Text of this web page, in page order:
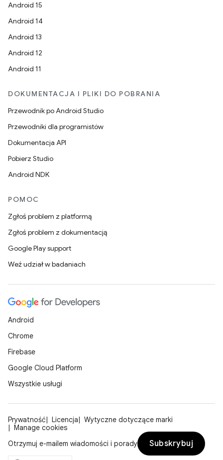
Android 15
Android 14
Android 13
Android 12
Android 11
DOKUMENTACJA I PLIKI DO POBRANIA
Przewodnik po Android Studio
Przewodniki dla programistów
Dokumentacja API
Pobierz Studio
Android NDK
POMOC
Zgłoś problem z platformą
Zgłoś problem z dokumentacją
Google Play support
Weź udział w badaniach
Android
Chrome
Firebase
Google Cloud Platform
Wszystkie usługi
Prywatność Licencja
Wytyczne dotyczące marki
Manage cookies
Otrzymuj e-mailem wiadomości i porady
Subskrybuj